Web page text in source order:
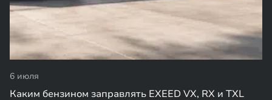
6 июля
Каким бензином заправлять EXEED VX, RX и TXL